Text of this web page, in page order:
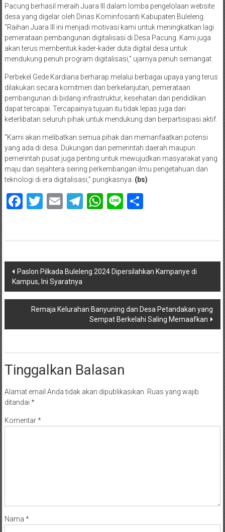
Pacung berhasil meraih Juara III dalam lomba pengelolaan website
desa yang digelar oleh Dinas Kominfosanti Kabupaten Buleleng.
“Raihan Juara III ini menjadi motivasi kami untuk meningkatkan lagi
pemerataan pembangunan digitalisasi di Desa Pacung. Kami juga
akan terus membentuk kader-kader duta digital desa untuk
mendukung penuh program digitalisasi,” ujarnya penuh semangat.
Perbekel Gede Kardiana berharap melalui berbagai upaya yang terus
dilakukan secara komitmen dan berkelanjutan, pemerataan
pembangunan di bidang infrastruktur, kesehatan dan pendidikan
dapat tercapai. Tercapainya tujuan itu tidak lepas juga dari
keterlibatan seluruh pihak untuk mendukung dan berpartisipasi aktif.
“Kami akan melibatkan semua pihak dan memanfaatkan potensi
yang ada di desa. Dukungan dari pemerintah daerah maupun
pemerintah pusat juga penting untuk mewujudkan masyarakat yang
maju dan sejahtera seiring perkembangan ilmu pengetahuan dan
teknologi di era digitalisasi,” pungkasnya. (bs)
Facebook
Twitter
EmailTelegram
WhatsApp
LineShare
Navigasi
pos
Paslon Pilkada Buleleng 2024 Dipersilahkan Kampanye di
Kampus, Ini Syaratnya
Remaja Kelurahan Banyuning dan Desa Petandakan yang
Sempat Berkelahi Saling Memaafkan
Tinggalkan Balasan
Alamat email Anda tidak akan dipublikasikan. Ruas yang wajib
ditandai *
Komentar*
Nama *